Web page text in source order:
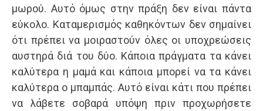
μωρού. Αυτό όμως στην πράξη δεν είναι πάντα
εύκολο. Καταμερισμός καθηκόντων δεν σημαίνει
ότι πρέπει να μοιραστούν όλες οι υποχρεώσεις
αυστηρά διά του δύο. Κάποια πράγματα τα κάνει
καλύτερα η μαμά και κάποια μπορεί να τα κάνει
καλύτερα ο μπαμπάς. Αυτό είναι κάτι που πρέπει
να λάβετε σοβαρά υπόψη πριν προχωρήσετε